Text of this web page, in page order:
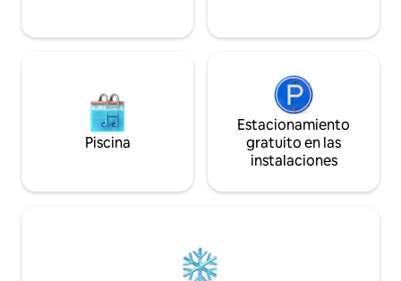
Piscina
Estacionamiento
gratuito en las
instalaciones